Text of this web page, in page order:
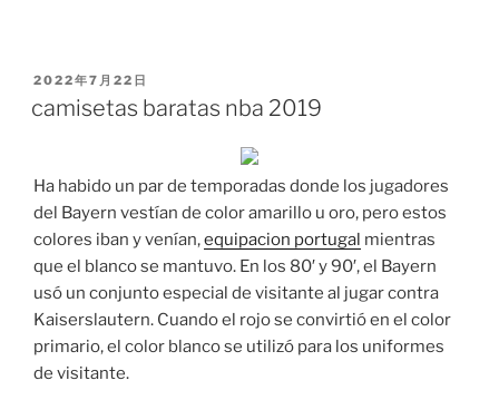
PUBLICADO
2022年7月22日
camisetas baratas nba 2019
Ha habido un par de temporadas donde los jugadores
del Bayern vestían de color amarillo u oro, pero estos
colores iban y venían,equipacion portugal mientras
que el blanco se mantuvo. En los 80′ y 90′, el Bayern
usó un conjunto especial de visitante al jugar contra
Kaiserslautern. Cuando el rojo se convirtió en el color
primario, el color blanco se utilizó para los uniformes
de visitante.